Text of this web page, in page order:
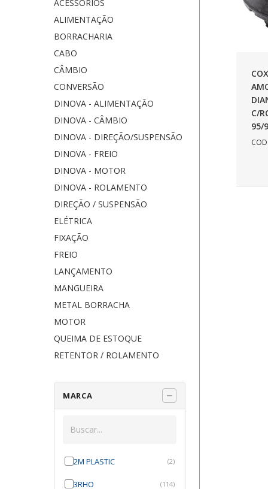
ACESSÓRIOS
ALIMENTAÇÃO
BORRACHARIA
CABO
CÂMBIO
CONVERSÃO
DINOVA - ALIMENTAÇÃO
DINOVA - CÂMBIO
DINOVA - DIREÇÃO/SUSPENSÃO
DINOVA - FREIO
DINOVA - MOTOR
DINOVA - ROLAMENTO
DIREÇÃO / SUSPENSÃO
ELÉTRICA
FIXAÇÃO
FREIO
LANÇAMENTO
MANGUEIRA
METAL BORRACHA
MOTOR
QUEIMA DE ESTOQUE
RETENTOR / ROLAMENTO
MARCA
2M PLASTIC (2)
3RHO (114)
C/
95/